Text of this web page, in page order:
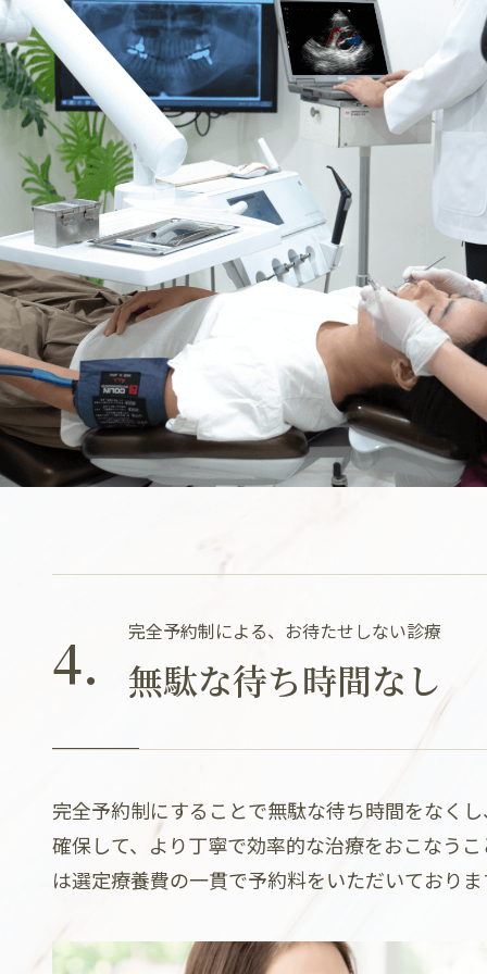
4. 完全予約制による、お待たせしない診療
無駄な待ち時間なし
完全予約制にすることで無駄な待ち時間をなく
確保して、より丁寧で効率的な治療をおこなう
は選定療養費の一貫で予約料をいただいておりま